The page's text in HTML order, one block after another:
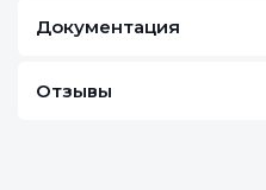
Документация
Отзывы